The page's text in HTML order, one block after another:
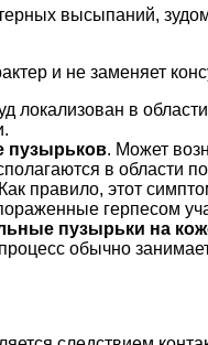
высыпаний,
и не заменяет
локализован в
пузырьков. Может
в области
правило, этот
герпесом
пузырьки на
обычно